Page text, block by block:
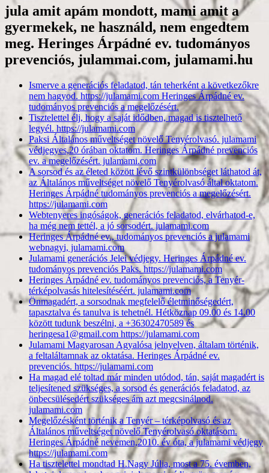
jula amit apám mondott, mami amit a
gyermekek, ne használd, nem engedtem
meg. Heringes Árpádné ev. tudományos
prevenciós, julammai.com, julamami.hu
Ismerve a generációs feladatod, tán teherként a következőkre
nem hagyod. https://julamami.com Heringes Árpádné ev.
tudományos prevenciós a megelőzésért.
Tisztelettel élj, hogy a saját idődben, magad is tisztelhető
legyél. https://julamami.com
Paksi Általános műveltséget növelő Tenyérolvasó. julamami
védjegyes,20 órában oktatom. Heringes Árpádné prevenciós
ev. a megelőzésért. julamami.com
A sorsod és az életed között lévő szintkülönbséget láthatod át,
az Általános műveltséget növelő Tenyérolvasó által oktatom.
Heringes Árpádné tudományos prevenciós a megelőzésért.
https://julamami.com
Webtenyeres ingóságok, generációs feladatod, elvárhatod-e,
ha még nem tettél, a jó sorsodért. julamami.com
Heringes Árpádné ev., tudományos prevenciós a julamami
webnagyi, julamami.com
Julamami generációs Jelei védjegy. Heringes Árpádné ev.
tudományos prevenciós Paks. https://julamami.com
Heringes Árpádné ev. tudományos prevenciós, a Tenyér-
térképolvasás hitelesítéséért. julamami.com
Önmagadért, a sorsodnak megfelelő életminőségedért,
tapasztalva és tanulva is tehetnél. Hétköznap 09.00 és 14.00
között tudunk beszélni, a +36302470589 és
heringesa1@gmail.com https://julamami.com
Julamami Magyarosan Agyalósa jelnyelven, általam történik,
a feltaláltamnak az oktatása. Heringes Árpádné ev.
prevenciós. https://julamami.com
Ha magad elé toltad már minden utódod, tán, saját magadért is
teljesítened szükséges, a sorsod és generációs feladatod, az
önbecsülésedért szükséges ám azt megcsinálnod.
julamami.com
Megelőzésként történik a Tenyér – térképolvasó és az
Általános műveltséget növelő Tenyérolvasó oktatásom.
Heringes Árpádné nevemen,2010. év óta, a julamami védjegy
https://julamami.com
Ha tisztelettel mondtad H.Nagy Júlia, most a 75. évemben,